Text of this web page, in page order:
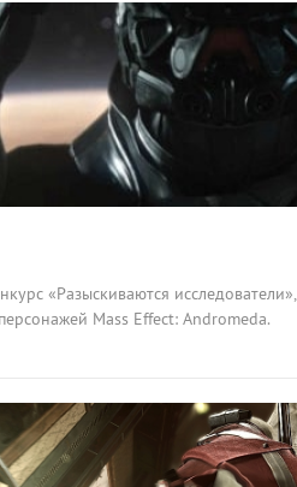
«Разыскиваются
Mass Effect: Andromeda.